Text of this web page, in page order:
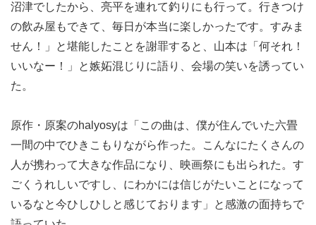
沼津でしたから、亮平を連れて釣りにも行って。行きつけ
の飲み屋もできて、毎日が本当に楽しかったです。すみま
せん！」と堪能したことを謝罪すると、山本は「何それ！
いいなー！」と嫉妬混じりに語り、会場の笑いを誘ってい
た。
原作・原案のhalyosyは「この曲は、僕が住んでいた六畳
一間の中でひきこもりながら作った。こんなにたくさんの
人が携わって大きな作品になり、映画祭にも出られた。す
ごくうれしいですし、にわかには信じがたいことになって
いるなと今ひしひしと感じております」と感激の面持ちで